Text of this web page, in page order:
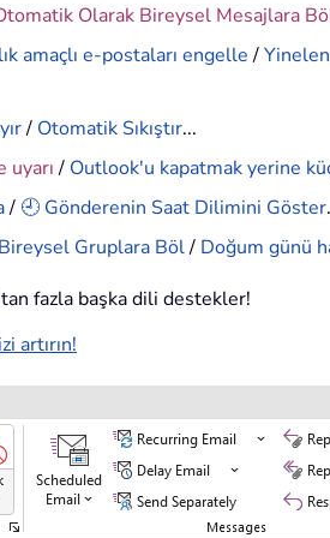
Olarak Bireysel Mesajlara
amaçlı e-postaları engelle/
/ Otomatik Sıkıştır...
/ Outlook'u kapatmak yerine
/ 🕘 Gönderenin Saat Dilimini Göster
Gruplara Böl/ Doğum günü
fazla başka dili destekler!
artırın!